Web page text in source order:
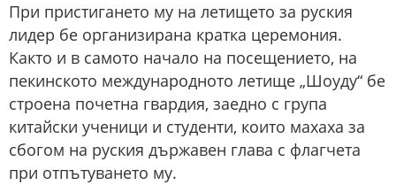
При пристигането му на летището за руския
лидер бе организирана кратка церемония.
Както и в самото начало на посещението, на
пекинското международното летище „Шоуду“ бе
строена почетна гвардия, заедно с група
китайски ученици и студенти, които махаха за
сбогом на руския държавен глава с флагчета
при отпътуването му.